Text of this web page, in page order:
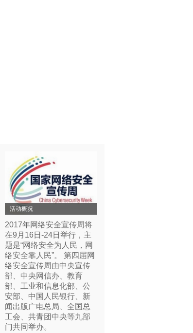
活动概况
2017年网络安全宣传周将
在9月16日-24日举行，主
题是“网络安全为人民，网
络安全靠人民”。 第四届网
络安全宣传周由中央宣传
部、中央网信办、教育
部、工业和信息化部、公
安部、中国人民银行、新
闻出版广电总局、全国总
工会、共青团中央等九部
门共同举办。